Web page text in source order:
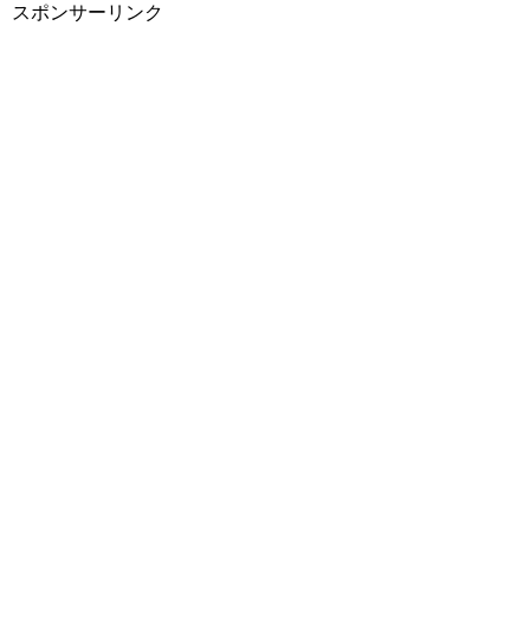
スポンサーリンク